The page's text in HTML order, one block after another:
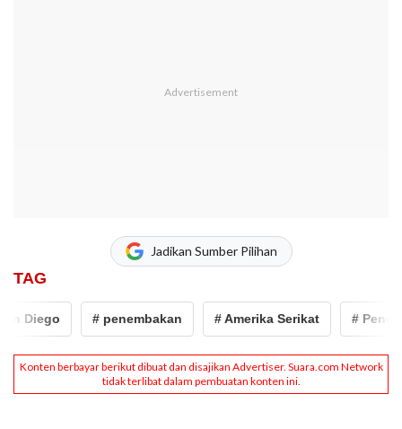
Jadikan Sumber Pilihan
TAG
# penembakan # Amerika Serikat #